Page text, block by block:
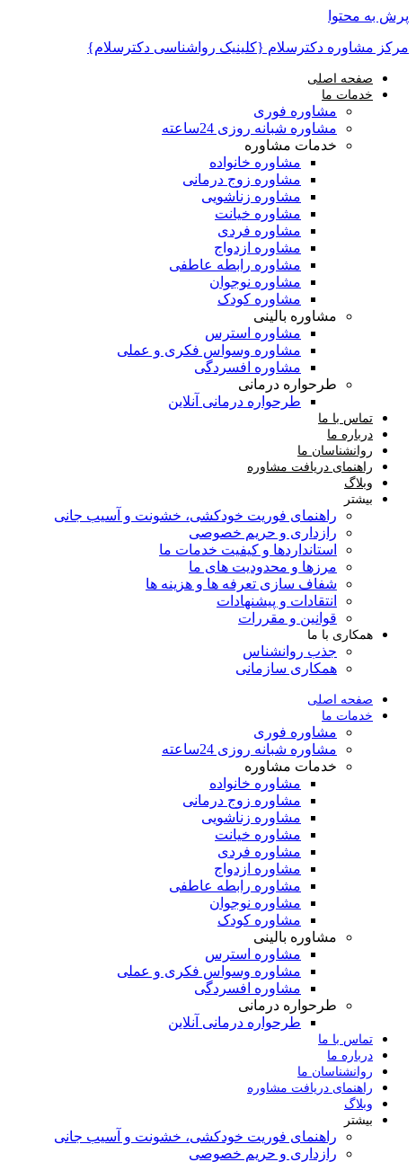
پرش به محتوا
مرکز مشاوره دکترسلام {کلینیک رواشناسی دکترسلام}
صفحه اصلی
خدمات ما
مشاوره فوری
مشاوره شبانه روزی 24ساعته
خدمات مشاوره
مشاوره خانواده
مشاوره زوج درمانی
مشاوره زناشویی
مشاوره خیانت
مشاوره فردی
مشاوره ازدواج
مشاوره رابطه عاطفی
مشاوره نوجوان
مشاوره کودک
مشاوره بالینی
مشاوره استرس
مشاوره وسواس فکری و عملی
مشاوره افسردگی
طرحواره درمانی
طرحواره درمانی آنلاین
تماس با ما
درباره ما
روانشناسان ما
راهنمای دریافت مشاوره
وبلاگ
بیشتر
راهنمای فوریت‌ خودکشی، خشونت و آسیب جانی
رازداری و حریم خصوصی
استانداردها و کیفیت خدمات ما
مرزها و محدودیت های ما
شفاف سازی تعرفه ها و هزینه ها
انتقادات و پیشنهادات
قوانین و مقررات
همکاری با ما
جذب روانشناس
همکاری سازمانی
صفحه اصلی
خدمات ما
مشاوره فوری
مشاوره شبانه روزی 24ساعته
خدمات مشاوره
مشاوره خانواده
مشاوره زوج درمانی
مشاوره زناشویی
مشاوره خیانت
مشاوره فردی
مشاوره ازدواج
مشاوره رابطه عاطفی
مشاوره نوجوان
مشاوره کودک
مشاوره بالینی
مشاوره استرس
مشاوره وسواس فکری و عملی
مشاوره افسردگی
طرحواره درمانی
طرحواره درمانی آنلاین
تماس با ما
درباره ما
روانشناسان ما
راهنمای دریافت مشاوره
وبلاگ
بیشتر
راهنمای فوریت‌ خودکشی، خشونت و آسیب جانی
رازداری و حریم خصوصی